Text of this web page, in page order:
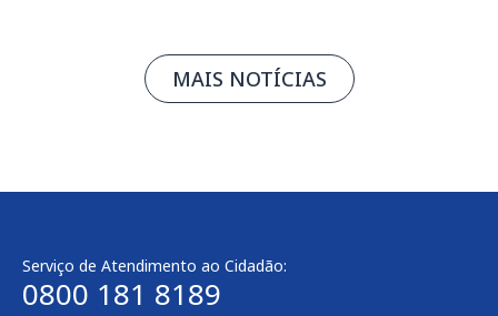
MAIS NOTÍCIAS
Serviço de Atendimento ao Cidadão:
0800 181 8189